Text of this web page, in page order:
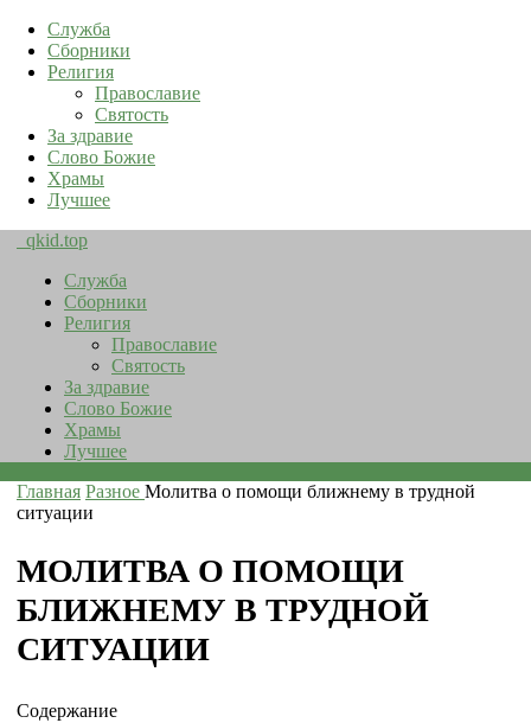
Служба
Сборники
Религия
Православие
Святость
За здравие
Слово Божие
Храмы
Лучшее
qkid.top
Служба
Сборники
Религия
Православие
Святость
За здравие
Слово Божие
Храмы
Лучшее
Главная Разное Молитва о помощи ближнему в трудной
ситуации
МОЛИТВА О ПОМОЩИ
БЛИЖНЕМУ В ТРУДНОЙ
СИТУАЦИИ
Содержание